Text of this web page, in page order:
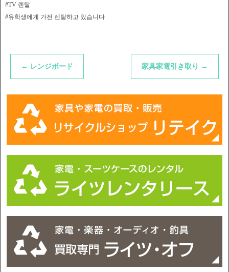
#TV 렌탈
#유학생에게 가전 렌탈하고 있습니다
← レンジボード 家具家電引き取り →